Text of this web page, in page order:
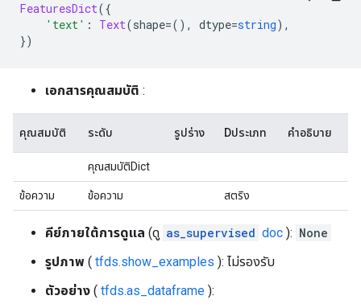
FeaturesDict({
'text' : Text(shape=(), dtype=string),
})
เอกสารคุณสมบัติ :
คุณสมบัติ ระดับ รูปร่าง Dประเภท คำอธิบาย
คุณสมบัติDict
ข้อความ ข้อความ สตริง
คีย์ภายใต้การดูแล (ดู as_supervised doc ): None
รูปภาพ ( tfds.show_examples ): ไม่รองรับ
ตัวอย่าง ( tfds.as_dataframe ):